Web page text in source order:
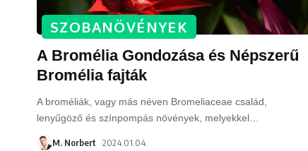
SZOBANÖVÉNYEK
A Bromélia Gondozása és Népszerű
Bromélia fajták
A broméliák, vagy más néven Bromeliaceae család,
lenyűgöző és színpompás növények, melyekkel
M. Norbert 2024.01.04.